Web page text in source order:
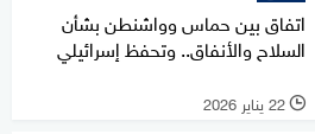
اتفاق بين حماس وواشنطن بشأن
السلاح والأنفاق.. وتحفظ إسرائيلي
l 22 يناير 2026